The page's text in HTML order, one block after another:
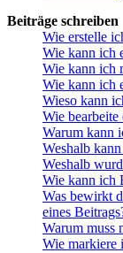
Beiträge schreiben
Wie erstelle
Wie kann ich
Wie kann ich
Wie kann ich
Wieso kann
Wie
Warum kann
Weshalb
Weshalb
Wie kann ich
Was bewirkt
eines
Warum muss
Wie markiere